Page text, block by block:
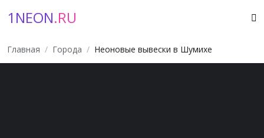
1NEON.RU
Главная Города Неоновые вывески в Шумихе